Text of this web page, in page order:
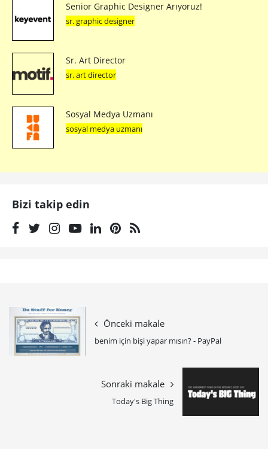
Senior Graphic Designer Arıyoruz!
sr. graphic designer
Sr. Art Director
sr. art director
Sosyal Medya Uzmanı
sosyal medya uzmanı
Bizi takip edin
Önceki makale
benim için bişi yapar mısın? - PayPal
Sonraki makale
Today's Big Thing